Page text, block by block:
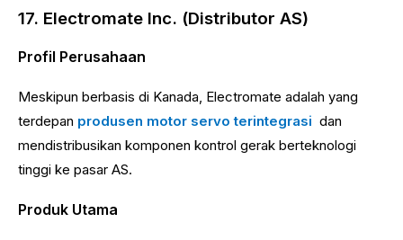
17. Electromate Inc. (Distributor AS)
Profil Perusahaan
Meskipun berbasis di Kanada, Electromate adalah yang
terdepan produsen motor servo terintegrasi dan
mendistribusikan komponen kontrol gerak berteknologi
tinggi ke pasar AS.
Produk Utama